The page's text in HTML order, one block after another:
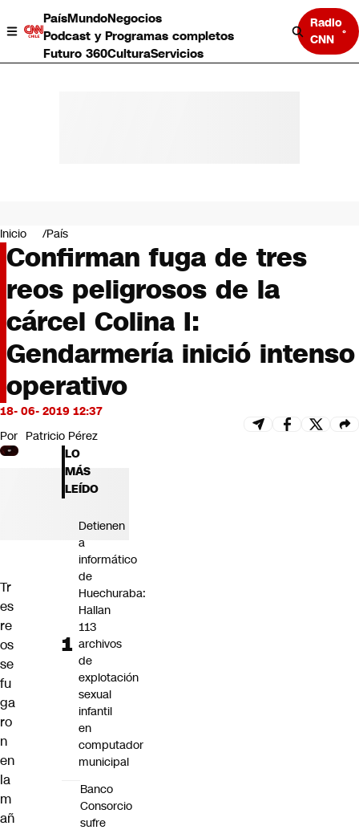
PaísMundoNegocios
Podcast y Programas completos
Futuro 360CulturaServicios
Radio
CNN
Negocios
Deportes
Programas completos
Cultura
Servicios
Bits
CNN tiempo
Opinión
Inicio País
Confirman fuga de tres
reos peligrosos de la
cárcel Colina I:
Gendarmería inició intenso
operativo
18- 06- 2019 12:37
Por Patricio Pérez
Tr
es
re
os
se
fu
ga
ro
n
en
la
m
añ
LO
MÁS
LEÍDO
Detienen
a
informático
de
Huechuraba:
Hallan
113
archivos
de
explotación
sexual
infantil
en
computador
municipal
Banco
Consorcio
sufre